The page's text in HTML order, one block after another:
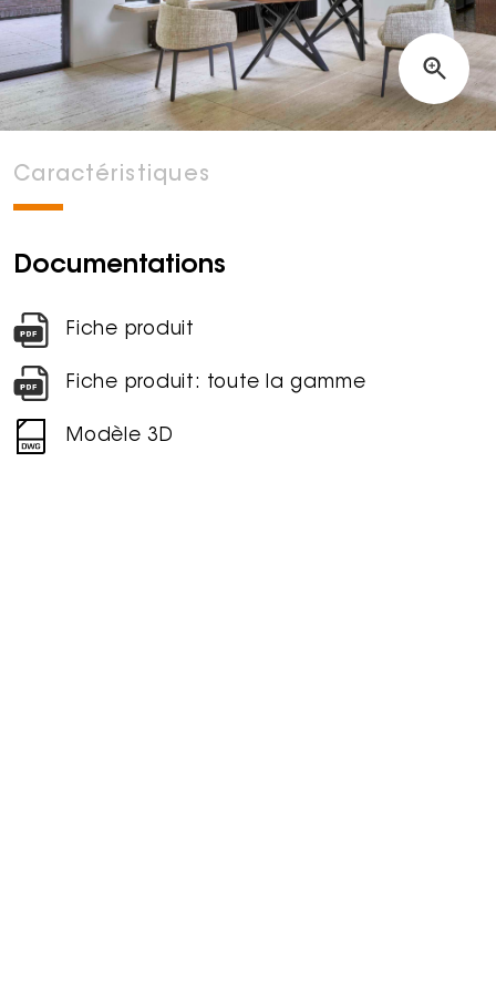
Caractéristiques
Documentations
Fiche produit
Fiche produit: toute la gamme
Modèle 3D